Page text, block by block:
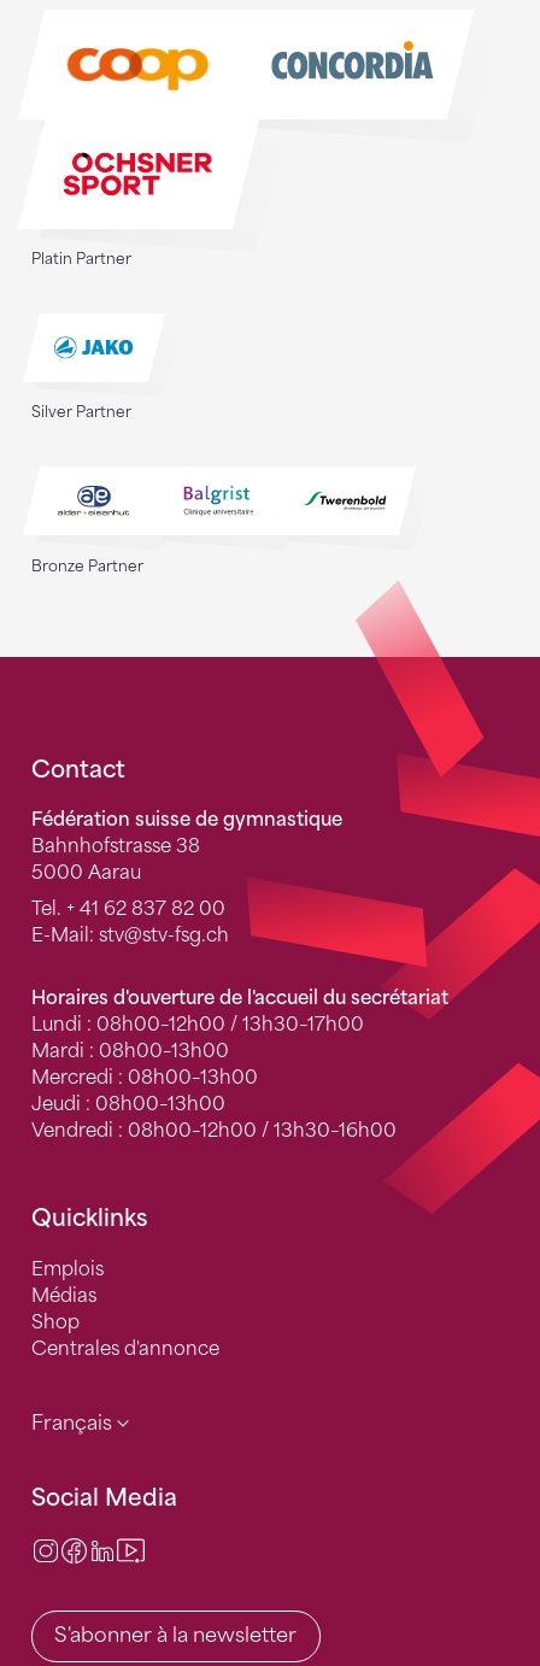
Platin Partner
Silver Partner
Bronze Partner
Fusszeile
Contact
Fédération suisse de gymnastique
Bahnhofstrasse 38
5000 Aarau
Tel. + 41 62 837 82 00
E-Mail: stv@stv-fsg.ch
Horaires d'ouverture de l'accueil du secrétariat
Lundi : 08h00–12h00 / 13h30–17h00
Mardi : 08h00–13h00
Mercredi : 08h00–13h00
Jeudi : 08h00–13h00
Vendredi : 08h00–12h00 / 13h30–16h00
Quicklinks
Emplois
Médias
Shop
Centrales d'annonce
Français
Social Media
Instagram
Facebook
LinkedIn
S'abonner à la newsletter